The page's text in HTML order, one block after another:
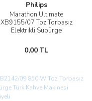
Philips
Marathon Ultimate
XB9155/07 Toz Torbasız
Elektrikli Süpürge
0,00 TL